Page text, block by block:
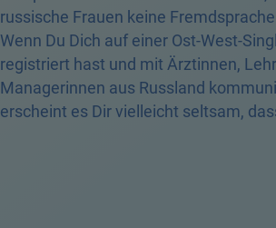
russische Frauen keine
Wenn Du Dich auf einer Ost-West-
registriert hast und mit Ärztinnen,
Managerinnen aus Russland
erscheint es Dir vielleicht seltsam,